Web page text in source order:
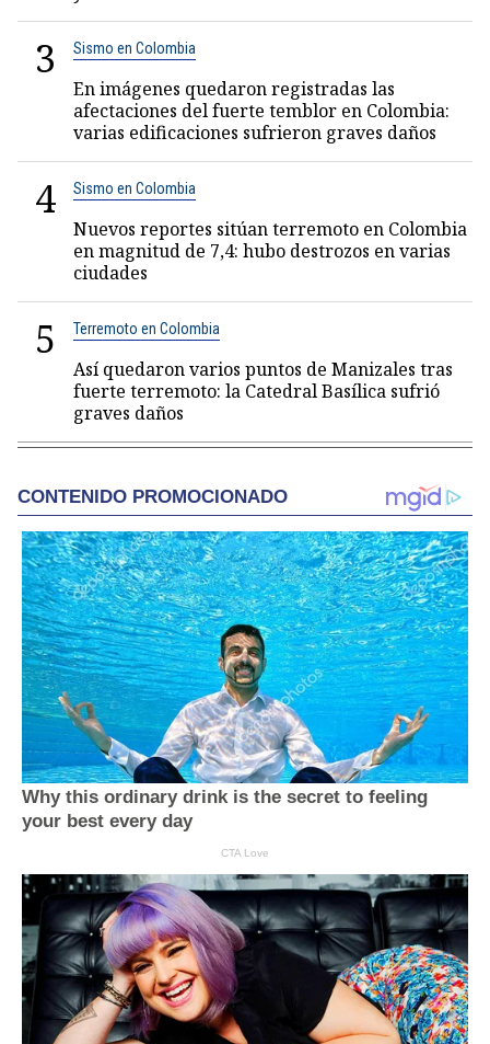
3 Sismo en Colombia
En imágenes quedaron registradas las
afectaciones del fuerte temblor en Colombia:
varias edificaciones sufrieron graves daños
4 Sismo en Colombia
Nuevos reportes sitúan terremoto en Colombia
en magnitud de 7,4: hubo destrozos en varias
ciudades
5 Terremoto en Colombia
Así quedaron varios puntos de Manizales tras
fuerte terremoto: la Catedral Basílica sufrió
graves daños